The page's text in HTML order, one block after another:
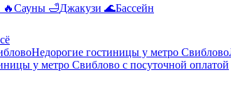
🔥Сауны 🛁Джакузи 🌊Бассейн
Недорогие гостиницы у метро Свиблово
у метро Свиблово c посуточной оплатой